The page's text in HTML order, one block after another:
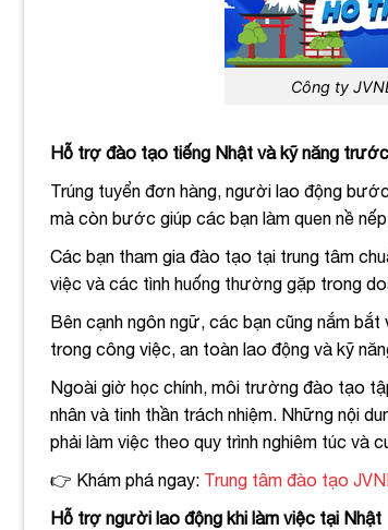
Công ty
Hỗ trợ đào tạo tiếng Nhật và kỹ năng
Trúng tuyển đơn hàng, người lao động
mà còn bước giúp các bạn làm quen nề
Các bạn tham gia đào tạo tại trung tâm
việc và các tình huống thường gặp trong
Bên cạnh ngôn ngữ, các bạn cũng nắm
trong công việc, an toàn lao động và kỹ
Ngoài giờ học chính, môi trường đào tạo
nhân và tinh thần trách nhiệm. Những nội
phải làm việc theo quy trình nghiêm túc và
👉 Khám phá ngay: Trung tâm đào tạo
Hỗ trợ người lao động khi làm việc tại Nhật